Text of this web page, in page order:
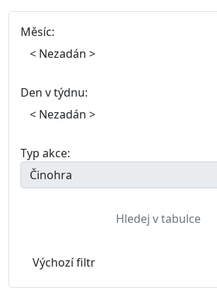
Měsíc:
Den v týdnu:
Typ akce:
Výchozí filtr